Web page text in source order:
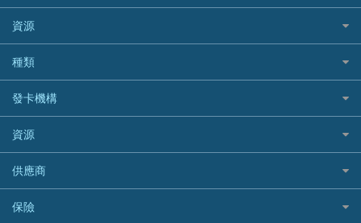
稅季/稅務貸款
網上貸款
結餘轉戶(清卡數貸款)
銀行貸款
財務公司貸款
免入息貸款
免TU貸款
急借錢
BEA 東亞銀行
BOC 中國銀行
Cashing Pro 優尚信貸
CCB(Asia) 中國建設銀行 (亞洲)
Citibank 花旗銀行
CNCBI 信銀國際
CreFIT 維信
DBS 星展銀行
DSB 大新銀行
資源
如何申請個人貸款
如何管理個人貸款
個人貸款有用資訊
清卡數貸款教學
循環貸款教學
個人化貸款產品推介 🔥全新
債務重組一覽
種類
網購優惠
精選外幣網購信用卡
尊尚信用卡
公司信用卡
電子錢包信用卡
日本遊信用卡攻略
發卡機構
Citibank花旗銀行
AE美國運通
DBS星展銀行
HSBC滙豐銀行
資源
Black Friday優惠
淘寶付款方式
一田購物優惠日
供應商
八達通自動增值信用卡
保險